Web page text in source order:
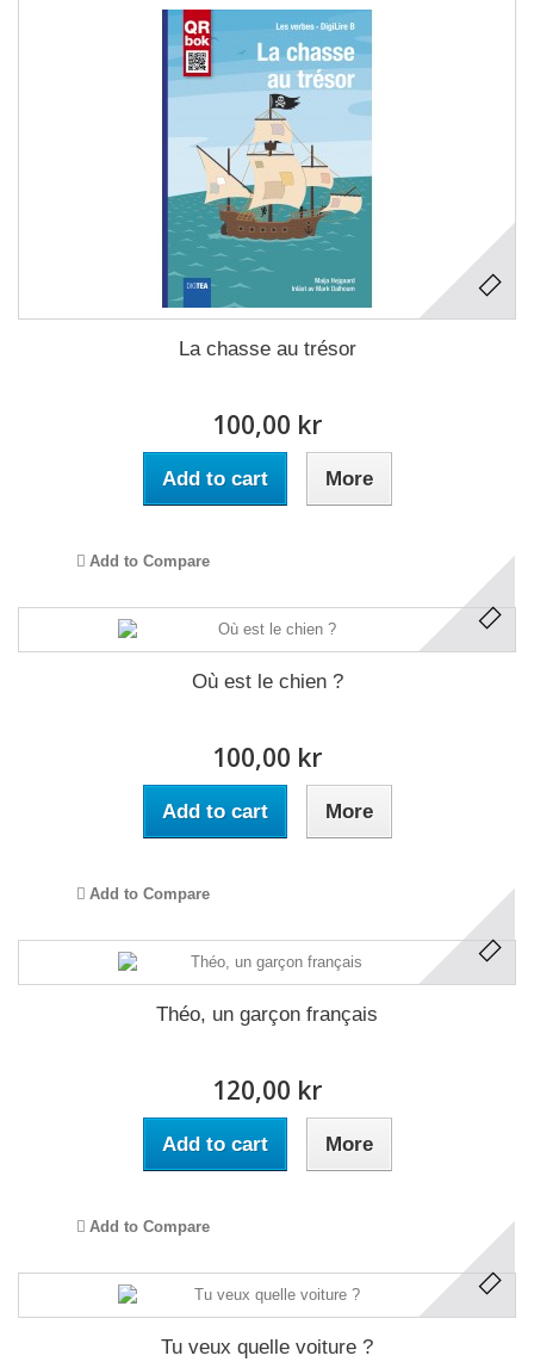
La chasse au trésor
100,00 kr
Add to cart More
Add to Compare
Où est le chien ?
100,00 kr
Add to cart More
Add to Compare
Théo, un garçon français
120,00 kr
Add to cart More
Add to Compare
Tu veux quelle voiture ?